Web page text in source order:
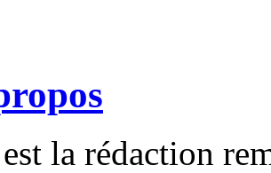
la rédaction